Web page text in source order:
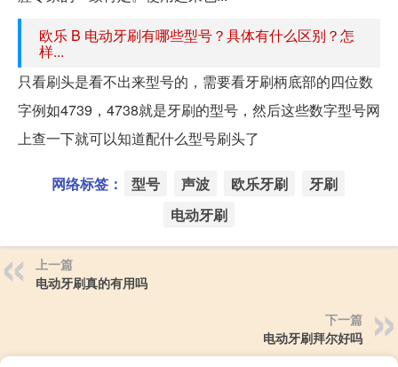
欧乐 B 电动牙刷有哪些型号？具体有什么区别？怎
样...
只看刷头是看不出来型号的，需要看牙刷柄底部的四位数
字例如4739，4738就是牙刷的型号，然后这些数字型号网
上查一下就可以知道配什么型号刷头了
网络标签： 型号 声波 欧乐牙刷
牙刷
电动牙刷
上一篇
电动牙刷真的有用吗
下一篇
电动牙刷拜尔好吗